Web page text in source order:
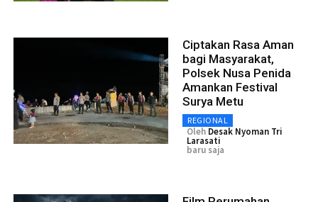
Ciptakan Rasa Aman
bagi Masyarakat,
Polsek Nusa Penida
Amankan Festival
Surya Metu
REGIONAL
Oleh Desak Nyoman Tri
Larasati
baru saja